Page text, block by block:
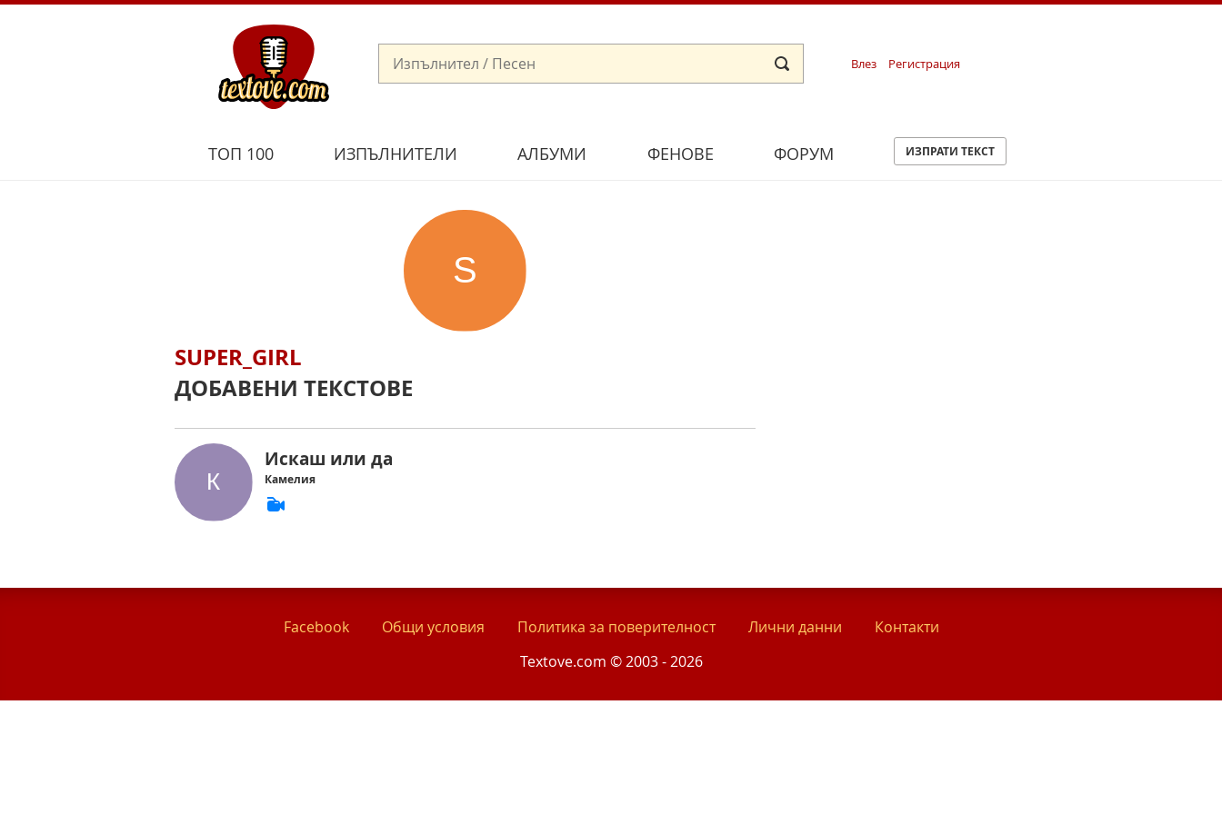
Влез Регистрация
ТОП 100 ИЗПЪЛНИТЕЛИ АЛБУМИ ФЕНОВЕ ФОРУМ ИЗПРАТИ ТЕКСТ
SUPER_GIRL
ДОБАВЕНИ ТЕКСТОВЕ
Искаш или да
Камелия
Facebook Общи условия Политика за поверителност Лични данни
Контакти
Textove.com © 2003 - 2026